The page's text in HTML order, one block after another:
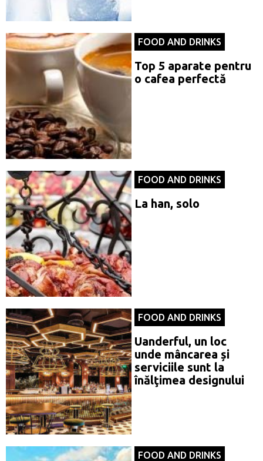
FOOD AND DRINKS
Top 5 aparate pentru
o cafea perfectă
FOOD AND DRINKS
La han, solo
FOOD AND DRINKS
Uanderful, un loc
unde mâncarea și
serviciile sunt la
înălţimea designului
FOOD AND DRINKS